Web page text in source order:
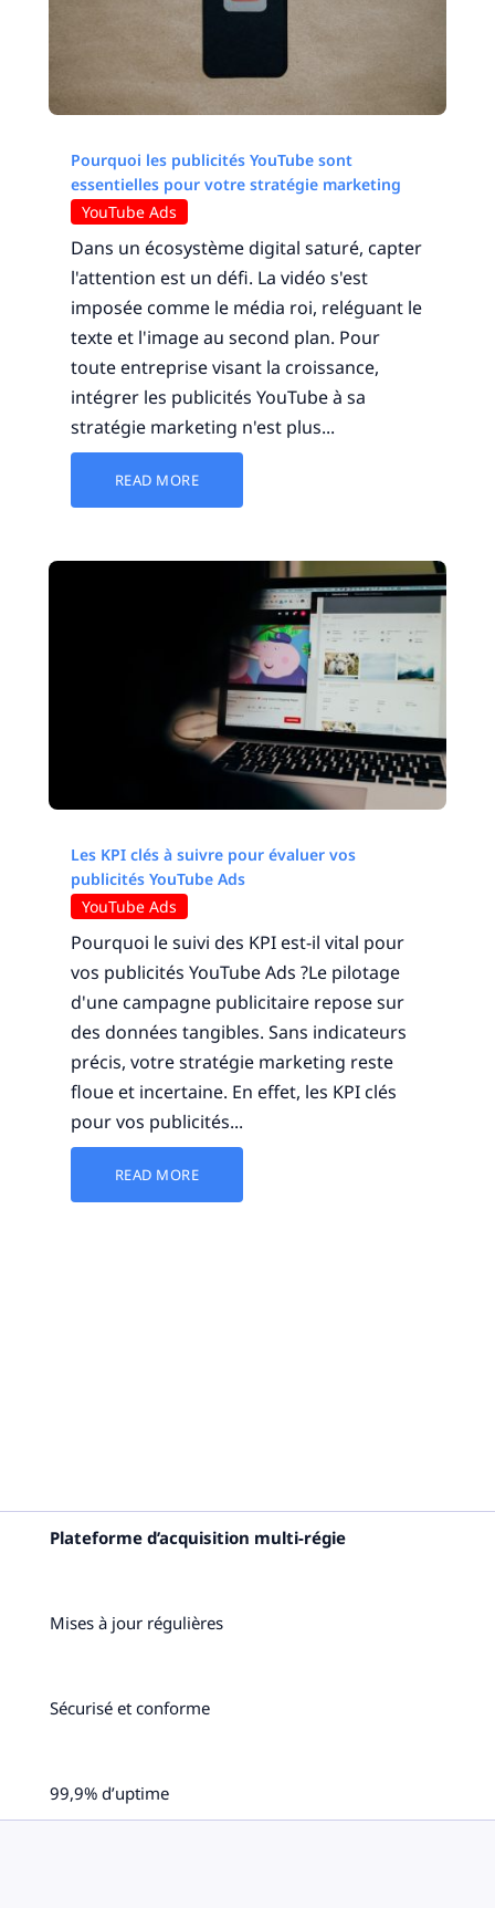
Pourquoi les publicités YouTube sont
essentielles pour votre stratégie marketing
YouTube Ads
Dans un écosystème digital saturé, capter
l'attention est un défi. La vidéo s'est
imposée comme le média roi, reléguant le
texte et l'image au second plan. Pour
toute entreprise visant la croissance,
intégrer les publicités YouTube à sa
stratégie marketing n'est plus...
READ MORE
Les KPI clés à suivre pour évaluer vos
publicités YouTube Ads
YouTube Ads
Pourquoi le suivi des KPI est-il vital pour
vos publicités YouTube Ads ?Le pilotage
d'une campagne publicitaire repose sur
des données tangibles. Sans indicateurs
précis, votre stratégie marketing reste
floue et incertaine. En effet, les KPI clés
pour vos publicités...
READ MORE
Plateforme d’acquisition multi-régie
Mises à jour régulières
Sécurisé et conforme
99,9% d’uptime